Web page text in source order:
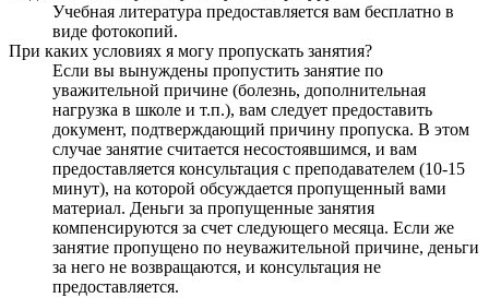
Учебная литература предоставляется вам бесплатно в
виде фотокопий.
При каких условиях я могу пропускать занятия?
Если вы вынуждены пропустить занятие по
уважительной причине (болезнь, дополнительная
нагрузка в школе и т.п.), вам следует предоставить
документ, подтверждающий причину пропуска. В этом
случае занятие считается несостоявшимся, и вам
предоставляется консультация с преподавателем (10-15
минут), на которой обсуждается пропущенный вами
материал. Деньги за пропущенные занятия
компенсируются за счет следующего месяца. Если же
занятие пропущено по неуважительной причине, деньги
за него не возвращаются, и консультация не
предоставляется.